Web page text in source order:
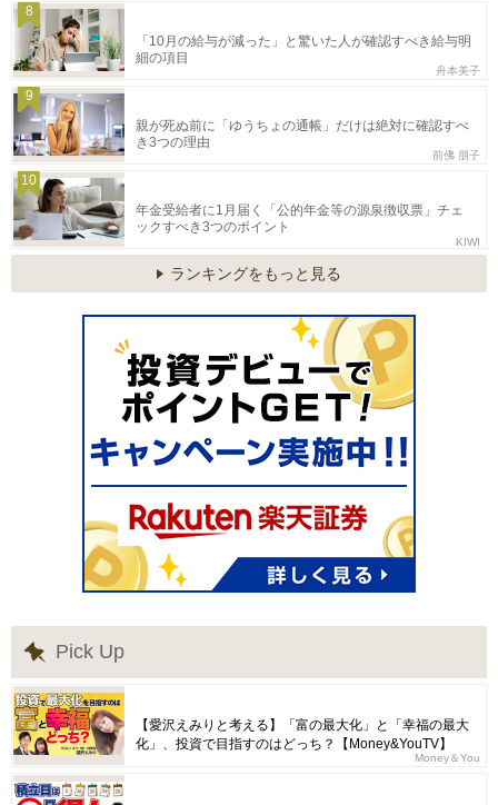
8
「10月の給与が減った」と驚いた人が確認すべき給与明
細の項目
舟本美子
9
親が死ぬ前に「ゆうちょの通帳」だけは絶対に確認すべ
き3つの理由
前佛 朋子
10
年金受給者に1月届く「公的年金等の源泉徴収票」チェ
ックすべき3つのポイント
KIWI
ランキングをもっと見る
Pick Up
【愛沢えみりと考える】「富の最大化」と「幸福の最大
化」、投資で目指すのはどっち？【Money&YouTV】
Money＆You